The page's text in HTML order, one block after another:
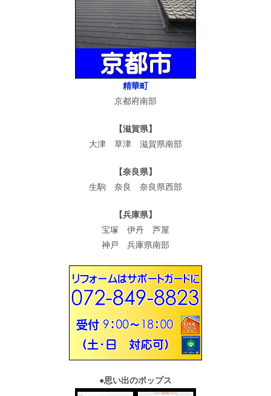
精華町
京都府南部
【滋賀県】
大津 草津 滋賀県南部
【奈良県】
生駒 奈良 奈良県西部
【兵庫県】
宝塚 伊丹 芦屋
神戸 兵庫県南部
●思い出のポップス